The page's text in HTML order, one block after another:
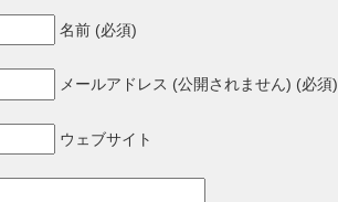
名前 (必須)
メールアドレス (公開されません) (必須)
ウェブサイト